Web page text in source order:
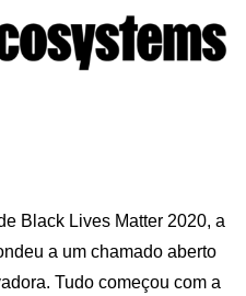
Black Lives Matter 2020, a
a um chamado aberto
Tudo começou com a